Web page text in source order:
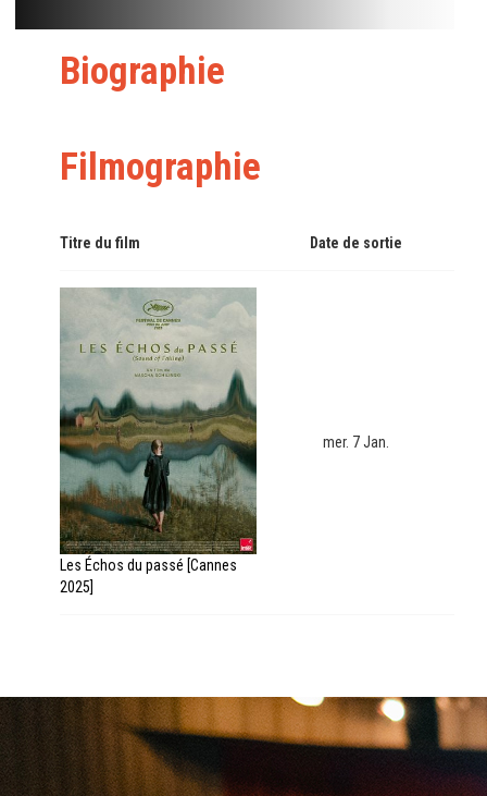
Biographie
Filmographie
Titre du film Date de sortie
Les Échos du passé [Cannes
2025]
mer. 7 Jan.